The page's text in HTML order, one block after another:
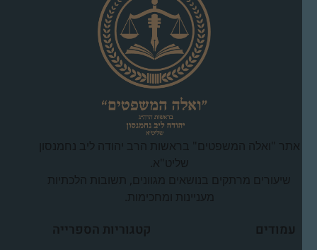
אתר "ואלה המשפטים" בראשות הרב יהודה ליב נחמנסון
שליט"א.
שיעורים מרתקים בנושאים מגוונים, תשובות הלכתיות
מעניינות ומחכימות.
עמודים קטגוריות הספרייה